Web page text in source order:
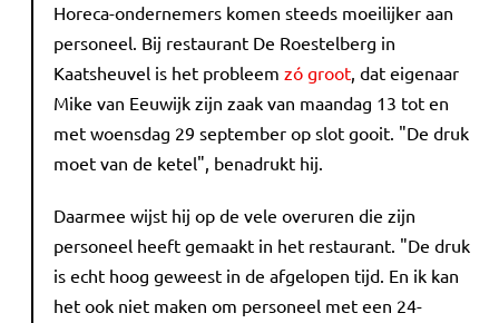
Horeca-ondernemers komen steeds moeilijker aan
personeel. Bij restaurant De Roestelberg in
Kaatsheuvel is het probleem zó groot, dat eigenaar
Mike van Eeuwijk zijn zaak van maandag 13 tot en
met woensdag 29 september op slot gooit. "De druk
moet van de ketel", benadrukt hij.
Daarmee wijst hij op de vele overuren die zijn
personeel heeft gemaakt in het restaurant. "De druk
is echt hoog geweest in de afgelopen tijd. En ik kan
het ook niet maken om personeel met een 24-